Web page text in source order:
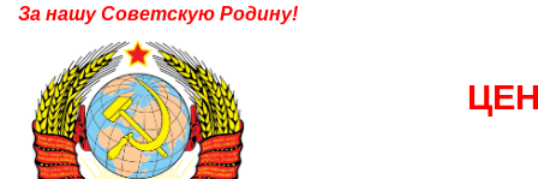
За нашу Советскую Родину!